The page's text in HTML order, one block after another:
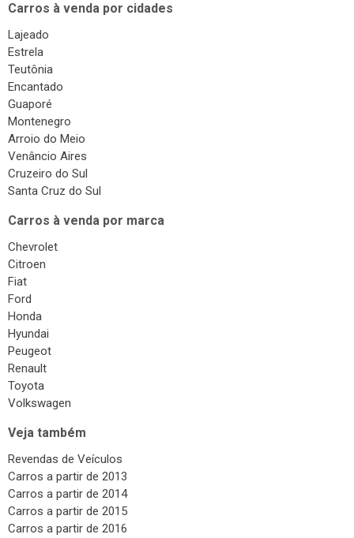
Troca de Óleo
Chaveiro
Reboques
Seguros
Injeção Eletrônica
Produtos Automotivos
Placas
Estética e Higienização
Auto Vidros
Volantes
Capotas
Despachante
Vistorias
Surdinas
Bombas Injetoras
Gás Veicular
Carros à venda por cidades
Lajeado
Estrela
Teutônia
Encantado
Guaporé
Montenegro
Arroio do Meio
Venâncio Aires
Cruzeiro do Sul
Santa Cruz do Sul
Carros à venda por marca
Chevrolet
Citroen
Fiat
Ford
Honda
Hyundai
Peugeot
Renault
Toyota
Volkswagen
Veja também
Revendas de Veículos
Carros a partir de 2013
Carros a partir de 2014
Carros a partir de 2015
Carros a partir de 2016